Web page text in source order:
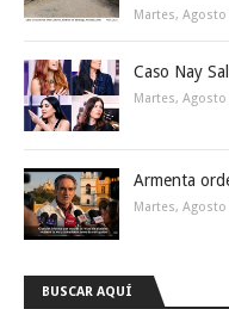
Martes, Agosto
Caso Nay
Martes, Agosto
Armenta
Martes, Agosto
BUSCAR AQUÍ